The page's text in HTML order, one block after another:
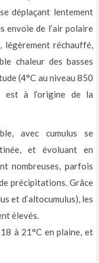
déplaçant lentement
envoie de l’air polaire
légèrement réchauffé,
chaleur des basses
(4°C au niveau 850
est à l’origine de la
avec cumulus se
et évoluant en
nombreuses, parfois
précipitations. Grâce
et d’altocumulus), les
élevés.
à 21°C en plaine, et